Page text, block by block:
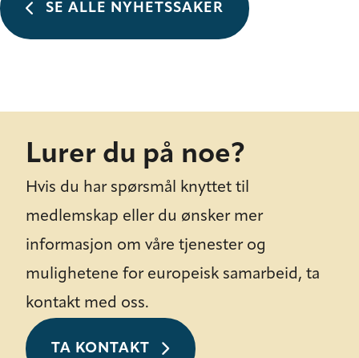
SE ALLE NYHETSSAKER
Lurer du på noe?
Hvis du har spørsmål knyttet til
medlemskap eller du ønsker mer
informasjon om våre tjenester og
mulighetene for europeisk samarbeid, ta
kontakt med oss.
TA KONTAKT